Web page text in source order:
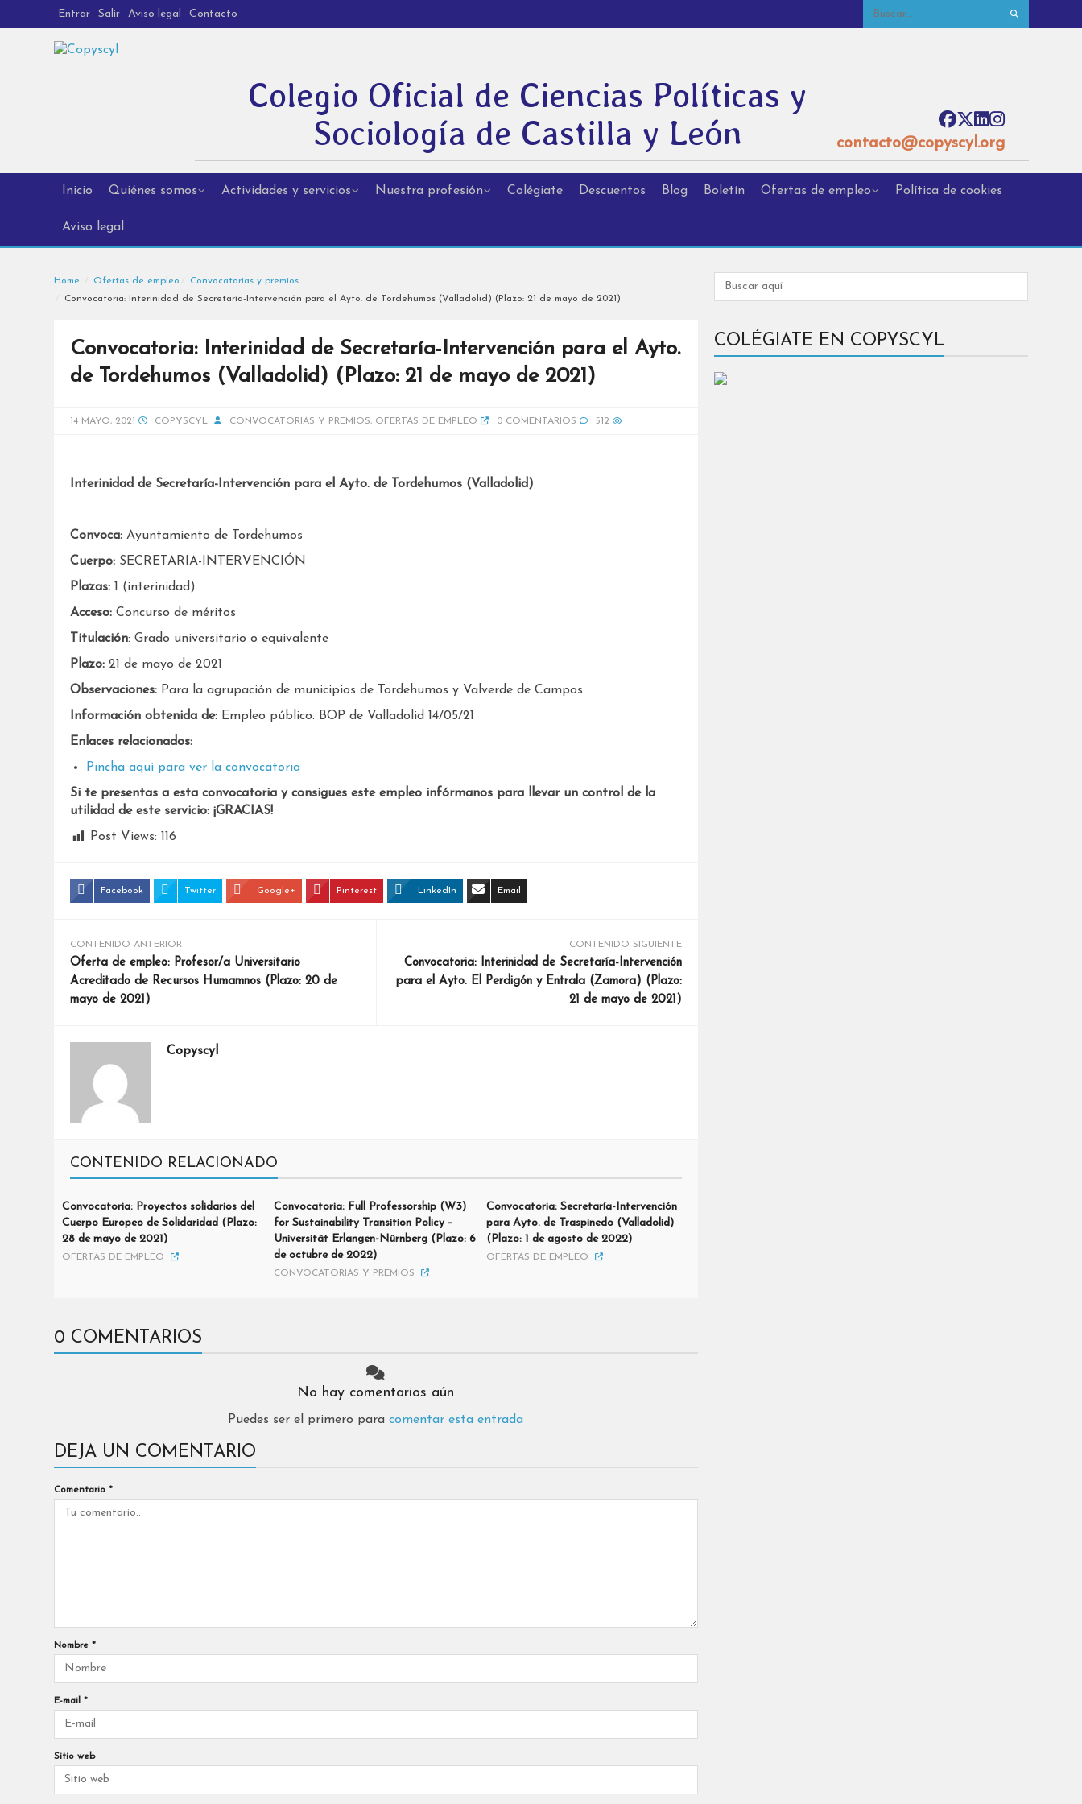
Entrar Salir Aviso legal Contacto
Colegio Oficial de Ciencias Políticas y
Sociología de Castilla y León
contacto@copyscyl.org
Inicio Quiénes somos Actividades y servicios Nuestra profesión Colégiate Descuentos Blog Boletín Ofertas de empleo Política de cookies
Aviso legal
Home Ofertas de empleo
Convocatorias y premios
Convocatoria: Interinidad de Secretaría-Intervención para el Ayto. de Tordehumos (Valladolid) (Plazo: 21 de mayo de 2021)
Convocatoria: Interinidad de Secretaría-Intervención para el Ayto.
de Tordehumos (Valladolid) (Plazo: 21 de mayo de 2021)
14 MAYO, 2021 COPYSCYL CONVOCATORIAS Y PREMIOS, OFERTAS DE EMPLEO 0 COMENTARIOS 512
Interinidad de Secretaría-Intervención para el Ayto. de Tordehumos (Valladolid)
Convoca:Ayuntamiento de Tordehumos
Cuerpo:SECRETARIA-INTERVENCIÓN
Plazas:1 (interinidad)
Acceso:Concurso de méritos
Titulación: Grado universitario o equivalente
Plazo:21 de mayo de 2021
Observaciones:Para la agrupación de municipios de Tordehumos y Valverde de Campos
Información obtenida de: Empleo público. BOP de Valladolid 14/05/21
Enlaces relacionados:
Pincha aquí para ver la convocatoria
Si te presentas a esta convocatoria y consigues este empleo infórmanos para llevar un control de la
utilidad de este servicio: ¡GRACIAS!
Post Views: 116
Facebook Twitter Google+ Pinterest LinkedIn Email
CONTENIDO ANTERIOR
Oferta de empleo: Profesor/a Universitario
Acreditado de Recursos Humamnos (Plazo: 20 de
mayo de 2021)
CONTENIDO SIGUIENTE
Convocatoria: Interinidad de Secretaría-Intervención
para el Ayto. El Perdigón y Entrala (Zamora) (Plazo:
21 de mayo de 2021)
Copyscyl
CONTENIDO RELACIONADO
Convocatoria: Proyectos solidarios del
Cuerpo Europeo de Solidaridad (Plazo:
28 de mayo de 2021)
OFERTAS DE EMPLEO
Convocatoria: Full Professorship (W3)
for Sustainability Transition Policy –
Universität Erlangen-Nürnberg (Plazo: 6
de octubre de 2022)
CONVOCATORIAS Y PREMIOS
Convocatoria: Secretaría-Intervención
para Ayto. de Traspinedo (Valladolid)
(Plazo: 1 de agosto de 2022)
OFERTAS DE EMPLEO
0 COMENTARIOS
No hay comentarios aún
Puedes ser el primero paracomentar esta entrada
DEJA UN COMENTARIO
Comentario *
Nombre *
E-mail *
Sitio web
COLÉGIATE EN COPYSCYL